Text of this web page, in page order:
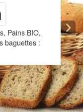
Pains BIO,
baguettes :